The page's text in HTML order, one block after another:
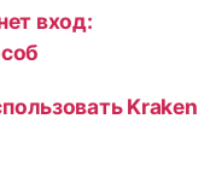
вход:
Kraken